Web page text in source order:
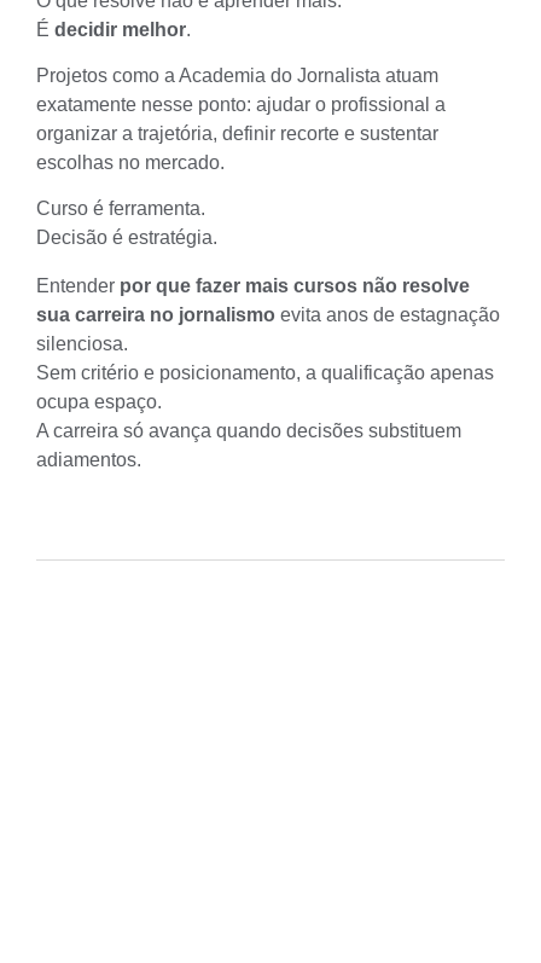
É decidir melhor.
Projetos como a Academia do Jornalista atuam
exatamente nesse ponto: ajudar o profissional a
organizar a trajetória, definir recorte e sustentar
escolhas no mercado.
Curso é ferramenta.
Decisão é estratégia.
Entender por que fazer mais cursos não resolve
sua carreira no jornalismo evita anos de estagnação
silenciosa.
Sem critério e posicionamento, a qualificação apenas
ocupa espaço.
A carreira só avança quando decisões substituem
adiamentos.